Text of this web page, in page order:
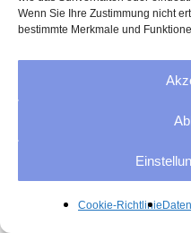
Wenn Sie Ihre Zustimmung nicht
bestimmte Merkmale und
Cookie-Richtlinie